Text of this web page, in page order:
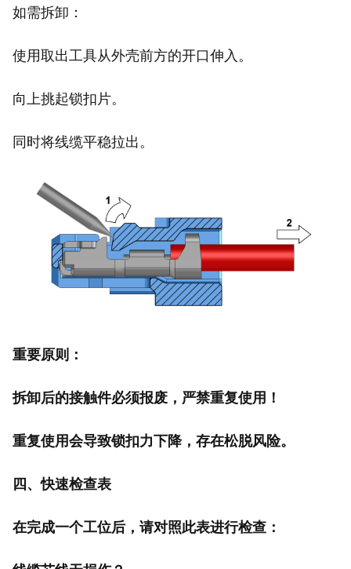
如需拆卸：
使用取出工具从外壳前方的开口伸入。
向上挑起锁扣片。
同时将线缆平稳拉出。
重要原则：
拆卸后的接触件必须报废，严禁重复使用！
重复使用会导致锁扣力下降，存在松脱风险。
四、快速检查表
在完成一个工位后，请对照此表进行检查：